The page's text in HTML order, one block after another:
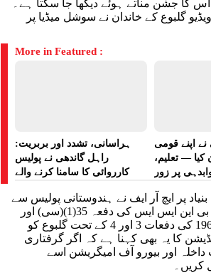
اس کا جشن مناتے ہوئے دیکھا جا سکتا ہے۔
گلبوع کے خاندان نے سوشل میڈیا پر
More in Featured :
ہراسانی، تشدد اور بربریت:
راہل گاندھی نے پولیس
کارروائی کا سامنا کرنے والے
نے اپنے قومی
کیا — تعلیم،
پر زور
پر ایچ آر ایف نے ہندوستانی پولیس سے
درخواست کی ہے کہ بی این ایس ایس کی دفعہ 35(1)(سی) اور
جنیوا کنونشن ایکٹ 1960 کی دفعات 3 اور 4 کے تحت گلبوع کو
کا یہ بھی کہنا ہے کہ اگر گرفتاری
اور بیورو آف امیگریشن اسے
کریں۔